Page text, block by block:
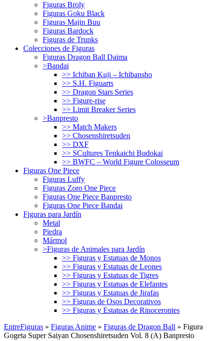
Figuras Broly
Figuras Goku Black
Figuras Majin Buu
Figuras Bardock
Figuras de Trunks
Colecciones de Figuras
Figuras Dragon Ball Daima
>Bandai
>> Ichiban Kuji – Ichibansho
>> S.H. Figuarts
>> Dragon Stars Series
>> Figure-rise
>> Limit Breaker Series
>Banpresto
>> Match Makers
>> Chosenshiretsuden
>> DXF
>> SCultures Tenkaichi Budokai
>> BWFC – World Figure Colosseum
Figuras One Piece
Figuras Luffy
Figuras Zoro One Piece
Figuras One Piece Banpresto
Figuras One Piece Bandai
Figuras para Jardín
Metal
Piedra
Mármol
>Figuras de Animales para Jardín
>> Figuras y Estatuas de Monos
>> Figuras y Estatuas de Leones
>> Figuras y Estatuas de Tigres
>> Figuras y Estatuas de Elefantes
>> Figuras y Estatuas de Jirafas
>> Figuras de Osos Decorativos
>> Figuras y Estatuas de Rinocerontes
EntreFiguras » Figuras Anime » Figuras de Dragon Ball » Figura
Gogeta Super Saiyan Chosenshiretsuden Vol. 8 (A) Banpresto